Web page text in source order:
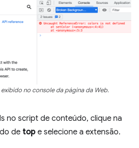
no console da página da Web.
no script de conteúdo, clique na
de top e selecione a extensão.